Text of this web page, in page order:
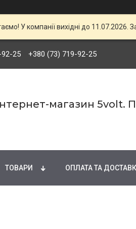
У компанії вихідні до 11.07.2026.
25 +380 (73) 719-92-25
магазин 5volt.
ТОВАРИ ОПЛАТА ТА